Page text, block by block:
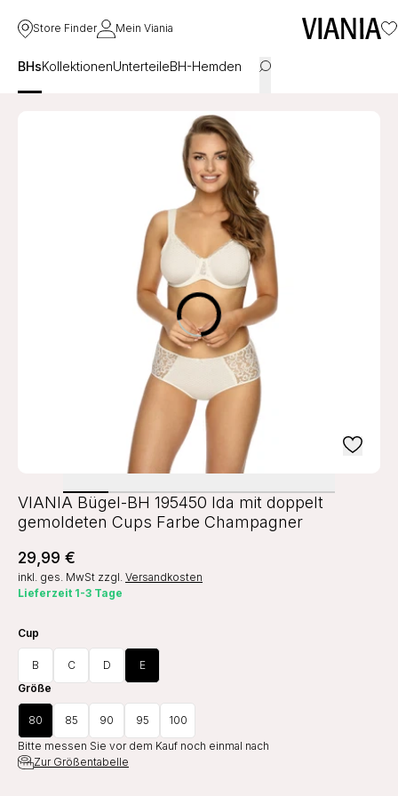
Store Finder Mein Viania
BHsKollektionenUnterteileBH-Hemden
VIANIA Bügel-BH 195450 Ida mit doppelt
gemoldeten Cups Farbe Champagner
29,99 €
inkl. ges. MwSt zzgl. Versandkosten
Lieferzeit 1-3 Tage
Cup
B C D
E
Größe
80 85 90 95
100
Bitte messen Sie vor dem Kauf noch einmal nach
Zur Größentabelle